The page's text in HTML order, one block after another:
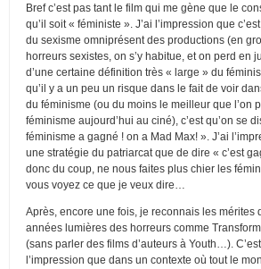
Bref c’est pas tant le film qui me gène que le
qu’il soit « féministe ». J’ai l’impression que
du sexisme omniprésent des productions (en
horreurs sexistes, on s’y habitue, et on perd en
d’une certaine définition très « large » du
qu’il y a un peu un risque dans le fait de voir
du féminisme (ou du moins le meilleur que l’on
féminisme aujourd’hui au ciné), c’est qu’on se
féminisme a gagné ! on a Mad Max! ». J’ai
une stratégie du patriarcat que de dire « c’est
donc du coup, ne nous faites plus chier les
vous voyez ce que je veux dire…
Après, encore une fois, je reconnais les mérites
années lumières des horreurs comme
(sans parler des films d’auteurs à Youth…).
l’impression que dans un contexte où tout le